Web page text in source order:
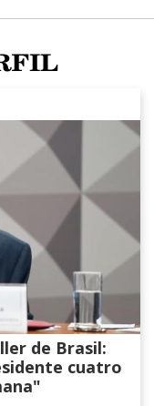
de Brasil:
cuatro